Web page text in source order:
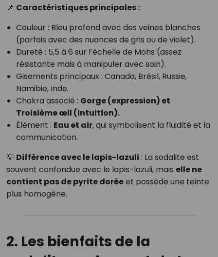
📌 Caractéristiques principales :
Couleur : Bleu profond avec des veines blanches
(parfois avec des nuances de gris ou de violet).
Dureté : 5,5 à 6 sur l’échelle de Mohs (assez
résistante mais à manipuler avec soin).
Gisements principaux : Canada, Brésil, Russie,
Namibie, Inde.
Chakra associé : Gorge (expression) et
Troisième œil (intuition).
Élément : Eau et air, qui symbolisent la fluidité et la
communication.
💡 Différence avec le lapis-lazuli : La sodalite est
souvent confondue avec le lapis-lazuli, mais elle ne
contient pas de pyrite doréeet possède une teinte
plus homogène.
2. Les bienfaits de la